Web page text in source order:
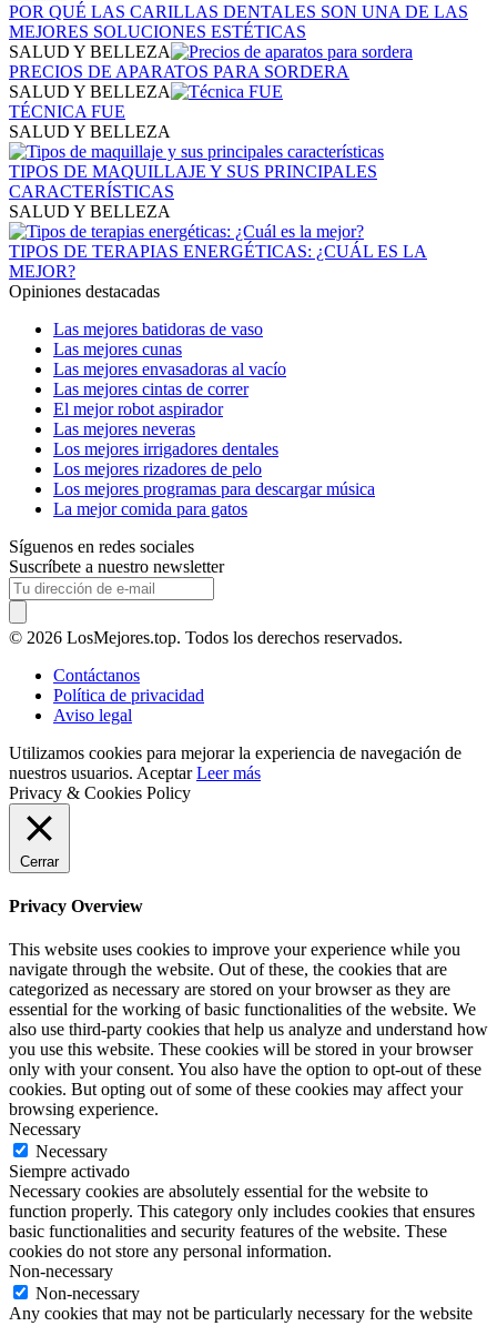
POR QUÉ LAS CARILLAS DENTALES SON UNA DE LAS
MEJORES SOLUCIONES ESTÉTICAS
SALUD Y BELLEZA
PRECIOS DE APARATOS PARA SORDERA
SALUD Y BELLEZA
TÉCNICA FUE
SALUD Y BELLEZA
TIPOS DE MAQUILLAJE Y SUS PRINCIPALES
CARACTERÍSTICAS
SALUD Y BELLEZA
TIPOS DE TERAPIAS ENERGÉTICAS: ¿CUÁL ES LA
MEJOR?
Opiniones destacadas
Las mejores batidoras de vaso
Las mejores cunas
Las mejores envasadoras al vacío
Las mejores cintas de correr
El mejor robot aspirador
Las mejores neveras
Los mejores irrigadores dentales
Los mejores rizadores de pelo
Los mejores programas para descargar música
La mejor comida para gatos
Síguenos en redes sociales
Suscríbete a nuestro newsletter
© 2026 LosMejores.top. Todos los derechos reservados.
Contáctanos
Política de privacidad
Aviso legal
Utilizamos cookies para mejorar la experiencia de navegación de
nuestros usuarios. Aceptar Leer más
Privacy & Cookies Policy
Cerrar
Privacy Overview
This website uses cookies to improve your experience while you
navigate through the website. Out of these, the cookies that are
categorized as necessary are stored on your browser as they are
essential for the working of basic functionalities of the website. We
also use third-party cookies that help us analyze and understand how
you use this website. These cookies will be stored in your browser
only with your consent. You also have the option to opt-out of these
cookies. But opting out of some of these cookies may affect your
browsing experience.
Necessary
Necessary
Siempre activado
Necessary cookies are absolutely essential for the website to
function properly. This category only includes cookies that ensures
basic functionalities and security features of the website. These
cookies do not store any personal information.
Non-necessary
Non-necessary
Any cookies that may not be particularly necessary for the website